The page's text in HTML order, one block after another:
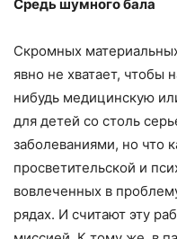
Средь шумного бала
Скромных
явно не хватает, чтобы
нибудь медицинскую
для детей со столь
заболеваниями, но что
просветительской и
вовлеченных в
рядах. И считают эту